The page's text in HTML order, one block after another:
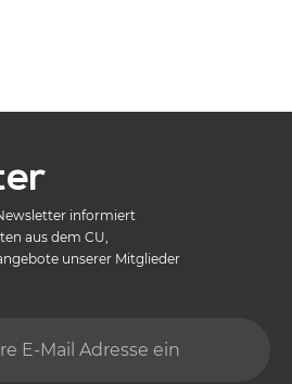
informiert
aus dem CU,
unserer Mitglieder